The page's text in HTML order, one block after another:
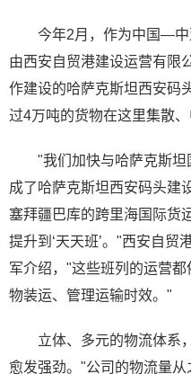
今年2月，作为中国—中
由西安自贸港建设运营有限
作建设的哈萨克斯坦西安码
过4万吨的货物在这里集散、
"我们加快与哈萨克斯
成了哈萨克斯坦西安码头建
塞拜疆巴库的跨里海国际货
提升到‘天天班’。"西安自贸
军介绍，"这些班列的运营
物装运、管理运输时效。"
立体、多元的物流体系
愈发强劲。"公司的物流量